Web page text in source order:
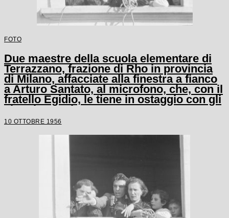
FOTO
Due maestre della scuola elementare di
Terrazzano, frazione di Rho in provincia
di Milano, affacciate alla finestra a fianco
a Arturo Santato, al microfono, che, con il
fratello Egidio, le tiene in ostaggio con gli
alunni e un'altra maestra
10 OTTOBRE 1956